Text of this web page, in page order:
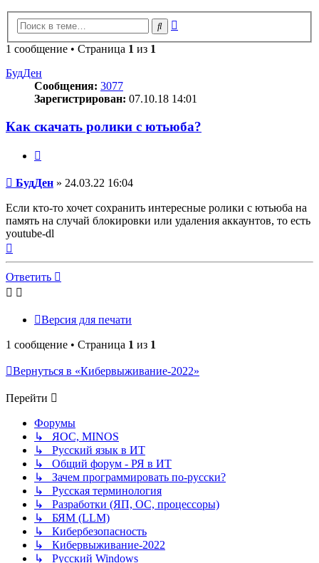
Поиск
1 сообщение • Страница 1 из 1
БудДен
Сообщения: 3077
Зарегистрирован: 07.10.18 14:01
Как скачать ролики с ютьюба?
Сообщение
БудДен » 24.03.22 16:04
Если кто-то хочет сохранить интересные ролики с ютьюба на
память на случай блокировки или удаления аккаунтов, то есть
youtube-dl
к
началу
Ответить
Версия для печати
1 сообщение • Страница 1 из 1
Вернуться в «Кибервыживание-2022»
Перейти
Форумы
↳ ЯОС, MINOS
↳ Русский язык в ИТ
↳ Общий форум - РЯ в ИТ
↳ Зачем программировать по-русски?
↳ Русская терминология
↳ Разработки (ЯП, ОС, процессоры)
↳ БЯМ (LLM)
↳ Кибербезопасность
↳ Кибервыживание-2022
↳ Русский Windows